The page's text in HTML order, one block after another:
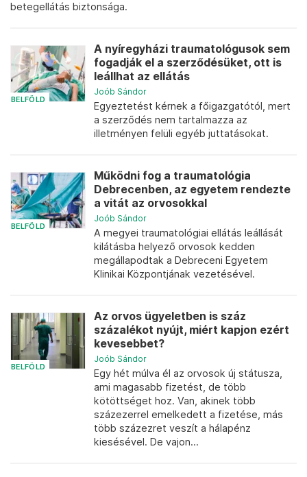
betegellátás biztonsága.
BELFÖLD
A nyíregyházi traumatológusok sem
fogadják el a szerződésüket, ott is
leállhat az ellátás
Joób Sándor
Egyeztetést kérnek a főigazgatótól, mert
a szerződés nem tartalmazza az
illetményen felüli egyéb juttatásokat.
BELFÖLD
Működni fog a traumatológia
Debrecenben, az egyetem rendezte
a vitát az orvosokkal
Joób Sándor
A megyei traumatológiai ellátás leállását
kilátásba helyező orvosok kedden
megállapodtak a Debreceni Egyetem
Klinikai Központjának vezetésével.
BELFÖLD
Az orvos ügyeletben is száz
százalékot nyújt, miért kapjon ezért
kevesebbet?
Joób Sándor
Egy hét múlva él az orvosok új státusza,
ami magasabb fizetést, de több
kötöttséget hoz. Van, akinek több
százezerrel emelkedett a fizetése, más
több százezret veszít a hálapénz
kiesésével. De vajon...